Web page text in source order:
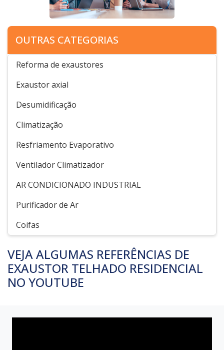
OUTRAS CATEGORIAS
Reforma de exaustores
Exaustor axial
Desumidificação
Climatização
Resfriamento Evaporativo
Ventilador Climatizador
AR CONDICIONADO INDUSTRIAL
Purificador de Ar
Coifas
VEJA ALGUMAS REFERÊNCIAS DE
EXAUSTOR TELHADO RESIDENCIAL
NO YOUTUBE